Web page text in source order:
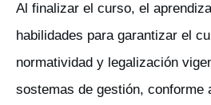
Al finalizar el curso, el
habilidades para garantizar el
normatividad y legalización
sostemas de gestión, conforme